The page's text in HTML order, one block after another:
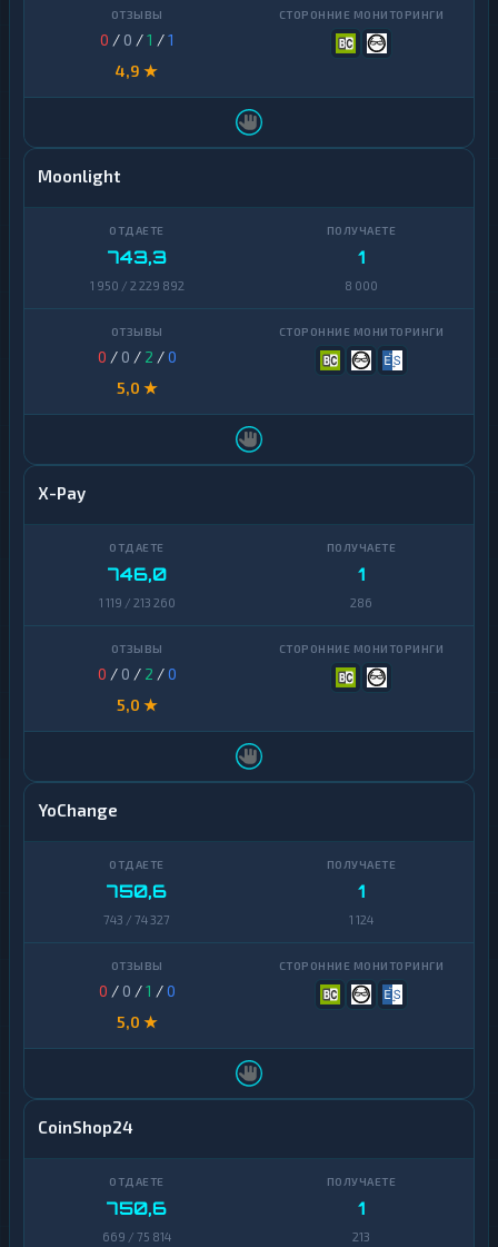
0 / 0 /1 /1
4,9 ★
Moonlight
743,3
1 950 / 2 229 892
1
8 000
0 / 0 / 2 /0
5,0 ★
X-Pay
746,0
1 119 / 213 260
1
286
0 / 0 / 2 /0
5,0 ★
YoChange
750,6
743 / 74 327
1
1 124
0 / 0 /1 /0
5,0 ★
CoinShop24
750,6
669 / 75 814
1
213